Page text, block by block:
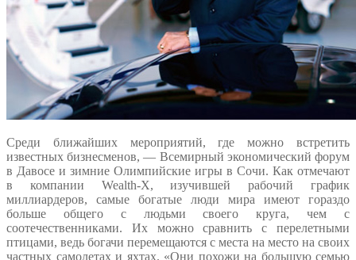
Среди ближайших мероприятий, где можно встретить
известных бизнесменов, — Всемирный экономический форум
в Давосе и зимние Олимпийские игры в Сочи. Как отмечают
в компании Wealth-X, изучившей рабочий график
миллиардеров, самые богатые люди мира имеют гораздо
больше общего с людьми своего круга, чем с
соотечественниками. Их можно сравнить с перелетными
птицами, ведь богачи перемещаются с места на место на своих
частных самолетах и яхтах. «Они похожи на большую семью